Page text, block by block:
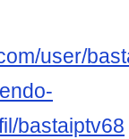
user/
bastaiptv68